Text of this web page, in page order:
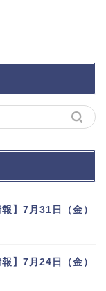
】7月31日（金）
】7月24日（金）